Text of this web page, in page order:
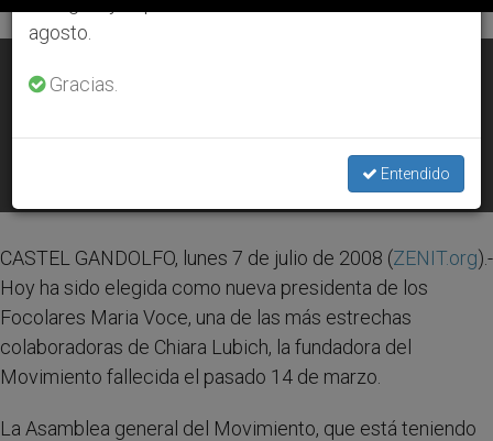
JUL 07, 2008 00:00
CASTEL GANDOLFO, lunes 7 de julio de 2008 (ZENIT.org).-
Hoy ha sido elegida como nueva presidenta de los
Focolares Maria Voce, una de las más estrechas
colaboradoras de Chiara Lubich, la fundadora del
Movimiento fallecida el pasado 14 de marzo.
La Asamblea general del Movimiento, que está teniendo
agosto.
Gracias.
Entendido